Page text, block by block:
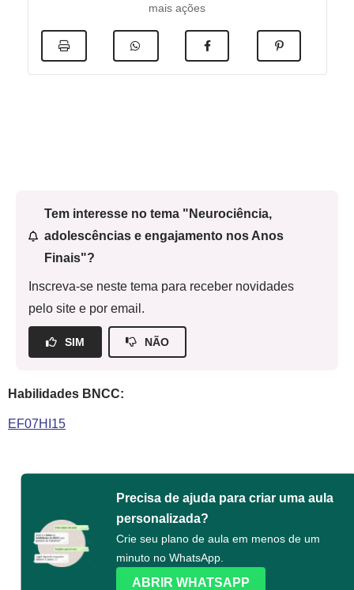
mais ações
Tem interesse no tema "Neurociência,
adolescências e engajamento nos Anos
Finais"?
Inscreva-se neste tema para receber novidades
pelo site e por email.
SIM NÃO
Habilidades BNCC:
EF07HI15
Precisa de ajuda para criar uma aula
personalizada?
Crie seu plano de aula em menos de um
minuto no WhatsApp.
ABRIR WHATSAPP